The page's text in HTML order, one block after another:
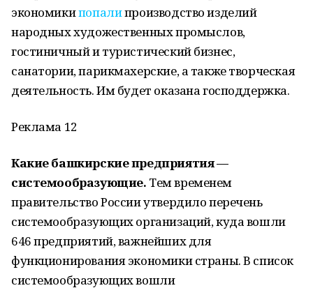
экономикипопалипроизводство изделий
народных художественных промыслов,
гостиничный и туристический бизнес,
санатории, парикмахерские, а также творческая
деятельность. Им будет оказана господдержка.
Реклама 12
Какие башкирские предприятия —
системообразующие. Тем временем
правительство России утвердило перечень
системообразующих организаций, куда вошли
646 предприятий, важнейших для
функционирования экономики страны. В список
системообразующих вошли